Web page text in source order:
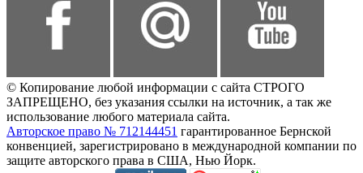
© Копирование любой информации с сайта СТРОГО
ЗАПРЕЩЕНО, без указания ссылки на источник, а так же
использование любого материала сайта.
Авторское право № 712144451 гарантированное Бернской
конвенцией, зарегистрировано в международной компании по
защите авторского права в США, Нью Йорк.